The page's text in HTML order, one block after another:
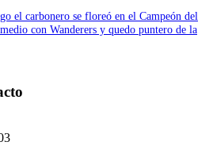
el carbonero se floreó en el Campeón del
con Wanderers y quedo puntero de la